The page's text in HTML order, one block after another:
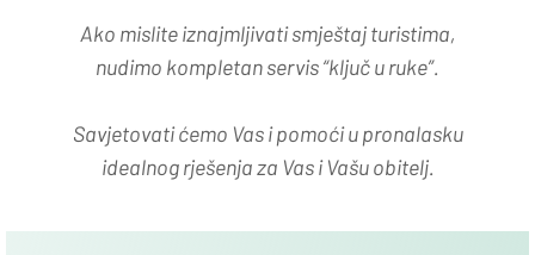
Ako mislite iznajmljivati smještaj turistima,
nudimo kompletan servis “ključ u ruke”.
Savjetovati ćemo Vas i pomoći u pronalasku
idealnog rješenja za Vas i Vašu obitelj.